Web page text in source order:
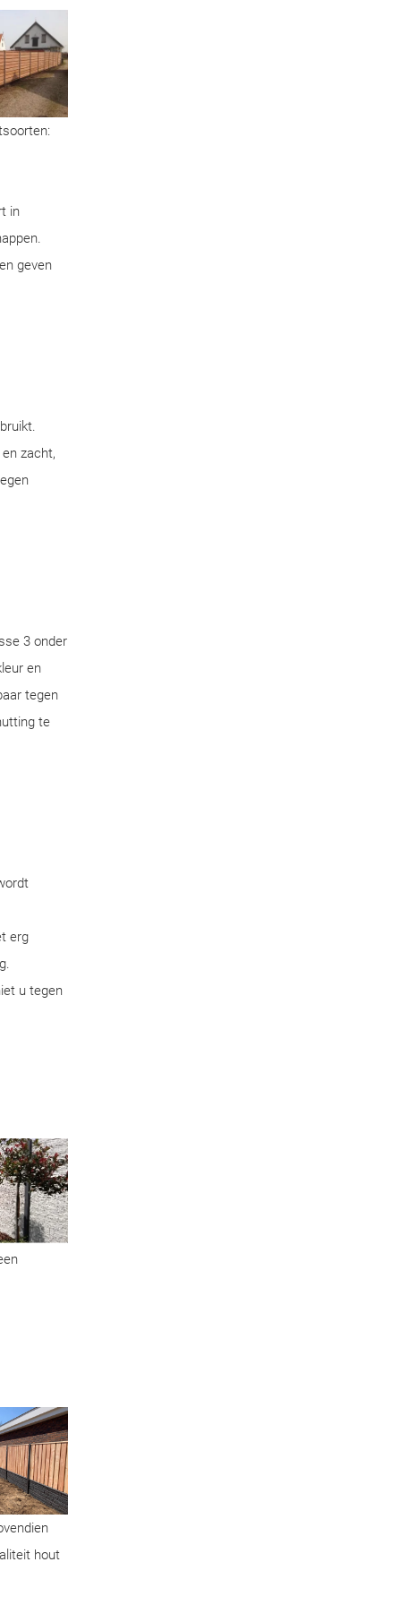
in
geven
zacht,
3 onder
en
tegen
te
erg
u tegen
hout